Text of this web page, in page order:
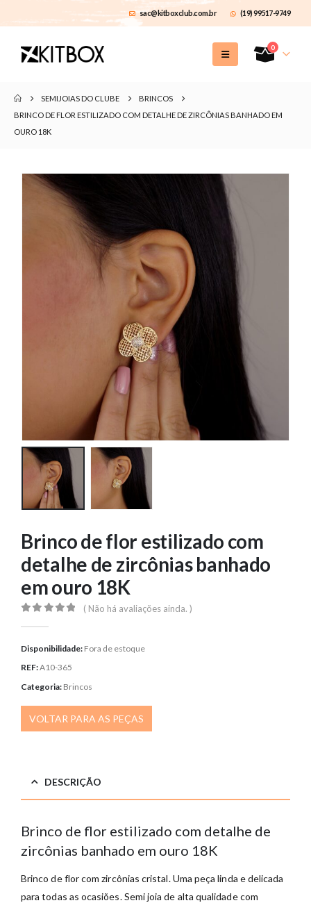
sac@kitboxclub.com.br (19) 99517-9749
0
SEMIJOIAS DO CLUBE
BRINCOS
BRINCO DE FLOR ESTILIZADO COM DETALHE DE ZIRCÔNIAS BANHADO EM
OURO 18K
Brinco de flor estilizado com
detalhe de zircônias banhado
em ouro 18K
( Não há avaliações ainda. )
Disponibilidade: Fora de estoque
REF:A10-365
Categoria: Brincos
VOLTAR PARA AS PEÇAS
DESCRIÇÃO
Brinco de flor estilizado com detalhe de
zircônias banhado em ouro 18K
Brinco de flor com zircônias cristal. Uma peça linda e delicada
para todas as ocasiões. Semi joia de alta qualidade com